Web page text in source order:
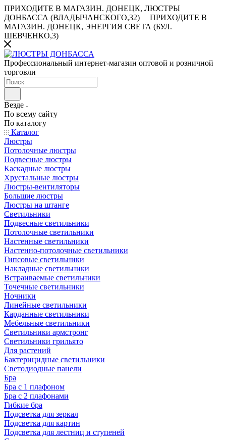
ПРИХОДИТЕ В МАГАЗИН. ДОНЕЦК, ЛЮСТРЫ
ДОНБАССА (ВЛАДЫЧАНСКОГО,32)
ПРИХОДИТЕ В
МАГАЗИН. ДОНЕЦК, ЭНЕРГИЯ СВЕТА (БУЛ.
ШЕВЧЕНКО,3)
Профессиональный интернет-магазин оптовой и розничной
торговли
Везде
По всему сайту
По каталогу
Каталог
Люстры
Потолочные люстры
Подвесные люстры
Каскадные люстры
Хрустальные люстры
Люстры-вентиляторы
Большие люстры
Люстры на штанге
Светильники
Подвесные светильники
Потолочные светильники
Настенные светильники
Настенно-потолочные светильники
Гипсовые светильники
Накладные светильники
Встраиваемые светильники
Точечные светильники
Ночники
Линейные светильники
Карданные светильники
Мебельные светильники
Светильники армстронг
Светильники грильято
Для растений
Бактерицидные светильники
Светодиодные панели
Бра
Бра с 1 плафоном
Бра с 2 плафонами
Гибкие бра
Подсветка для зеркал
Подсветка для картин
Подсветка для лестниц и ступеней